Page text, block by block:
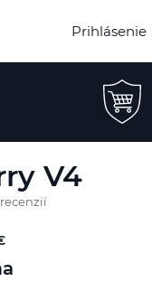
Prihlásenie
V4
recenzií